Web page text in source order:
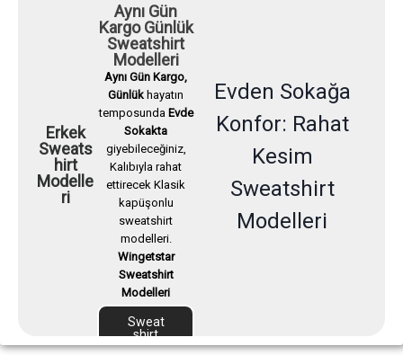
Erkek
Sweats
hirt
Modelle
ri
Evden Sokağa
Konfor: Rahat
Kesim
Sweatshirt
Modelleri
Aynı Gün
Kargo Günlük
Sweatshirt
Modelleri
Aynı Gün Kargo,
Günlük hayatın
temposunda Evde
Sokakta
giyebileceğiniz,
Kalıbıyla rahat
ettirecek Klasik
kapüşonlu
sweatshirt
modelleri.
Wingetstar
Sweatshirt
Modelleri
Sweat
shirt
Modell